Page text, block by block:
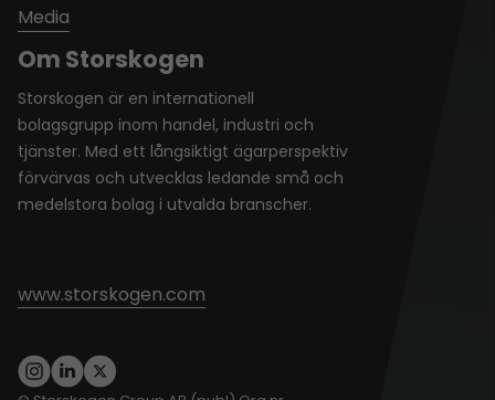
Om Storskogen
Storskogen är en internationell
bolagsgrupp inom handel, industri och
tjänster. Med ett långsiktigt ägarperspektiv
förvärvas och utvecklas ledande små och
medelstora bolag i utvalda branscher.
www.storskogen.com
Media